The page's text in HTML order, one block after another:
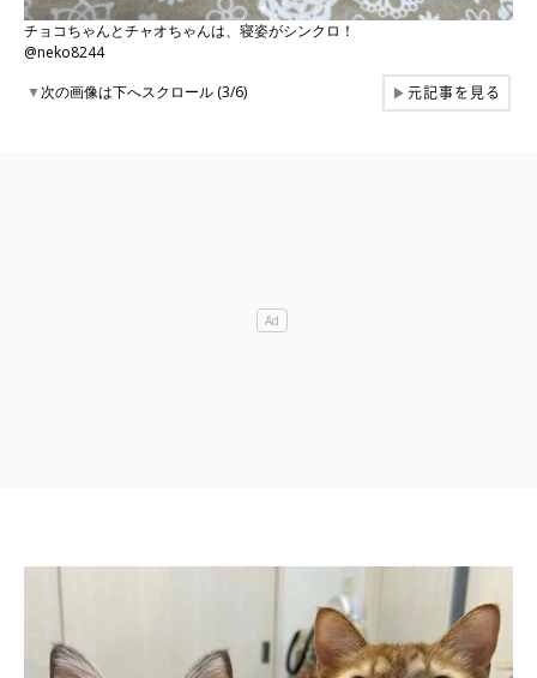
チョコちゃんとチャオちゃんは、寝姿がシンクロ！
@neko8244
▼次の画像は下へスクロール (3/6) ▶元記事を見る